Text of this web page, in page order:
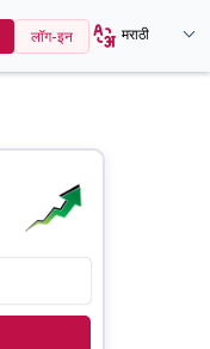
लॉग-इन मराठी